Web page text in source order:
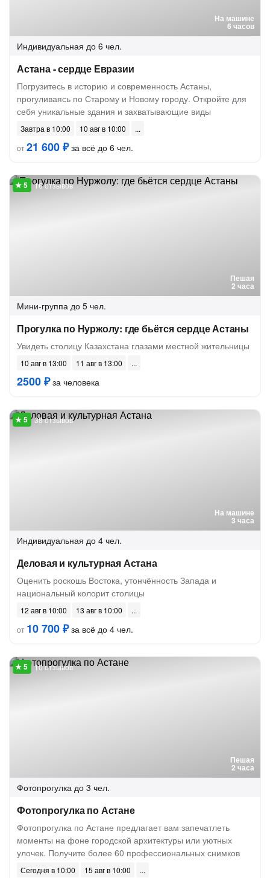
На машине
6 часов
Индивидуальная до 6 чел.
Астана - сердце Евразии
Погрузитесь в историю и современность Астаны,
прогуливаясь по Старому и Новому городу. Откройте для
себя уникальные здания и захватывающие виды
Завтра в 10:00
10 авг в 10:00
от21 600 ₽за всё до 6 чел.
Пешая
2 часа
16 отзывов
Мини-группа до 5 чел.
Прогулка по Нуржолу: где бьётся сердце Астаны
Увидеть столицу Казахстана глазами местной жительницы
10 авг в 13:00 11 авг в 13:00
2500 ₽за человека
На машине
3 часа
38 отзывов
Индивидуальная до 4 чел.
Деловая и культурная Астана
Оценить роскошь Востока, утончённость Запада и
национальный колорит столицы
12 авг в 10:00
13 авг в 10:00
от 10 700 ₽за всё до 4 чел.
Пешая
2 часа
10 отзывов
Фотопрогулка до 3 чел.
Фотопрогулка по Астане
Фотопрогулка по Астане предлагает вам запечатлеть
моменты на фоне городской архитектуры или уютных
улочек. Получите более 60 профессиональных снимков
Сегодня в 10:00
15 авг в 10:00